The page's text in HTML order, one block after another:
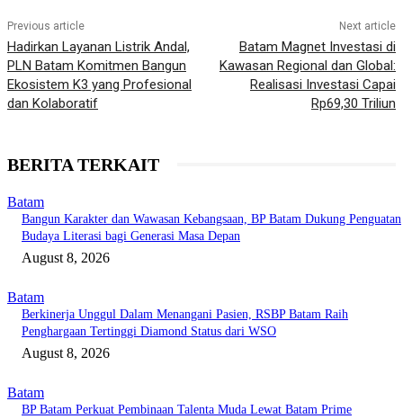
Previous article
Hadirkan Layanan Listrik Andal,
PLN Batam Komitmen Bangun
Ekosistem K3 yang Profesional
dan Kolaboratif
Next article
Batam Magnet Investasi di
Kawasan Regional dan Global:
Realisasi Investasi Capai
Rp69,30 Triliun
BERITA TERKAIT
Batam
Bangun Karakter dan Wawasan Kebangsaan, BP Batam Dukung Penguatan
Budaya Literasi bagi Generasi Masa Depan
August 8, 2026
Batam
Berkinerja Unggul Dalam Menangani Pasien, RSBP Batam Raih
Penghargaan Tertinggi Diamond Status dari WSO
August 8, 2026
Batam
BP Batam Perkuat Pembinaan Talenta Muda Lewat Batam Prime